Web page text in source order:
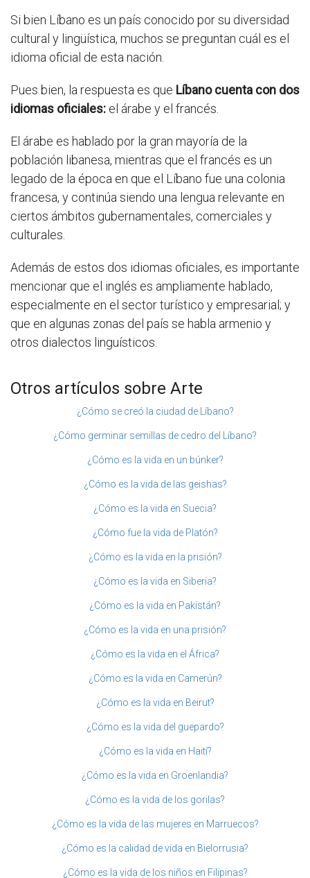
Si bien Líbano es un país conocido por su diversidad
cultural y lingüística, muchos se preguntan cuál es el
idioma oficial de esta nación.
Pues bien, la respuesta es que Líbano cuenta con dos
idiomas oficiales: el árabe y el francés.
El árabe es hablado por la gran mayoría de la
población libanesa, mientras que el francés es un
legado de la época en que el Líbano fue una colonia
francesa, y continúa siendo una lengua relevante en
ciertos ámbitos gubernamentales, comerciales y
culturales.
Además de estos dos idiomas oficiales, es importante
mencionar que el inglés es ampliamente hablado,
especialmente en el sector turístico y empresarial; y
que en algunas zonas del país se habla armenio y
otros dialectos linguísticos.
Otros artículos sobre Arte
¿Cómo se creó la ciudad de Líbano?
¿Cómo germinar semillas de cedro del Líbano?
¿Cómo es la vida en un búnker?
¿Cómo es la vida de las geishas?
¿Cómo es la vida en Suecia?
¿Cómo fue la vida de Platón?
¿Cómo es la vida en la prisión?
¿Cómo es la vida en Siberia?
¿Cómo es la vida en Pakistán?
¿Cómo es la vida en una prisión?
¿Cómo es la vida en el África?
¿Cómo es la vida en Camerún?
¿Cómo es la vida en Beirut?
¿Cómo es la vida del guepardo?
¿Cómo es la vida en Haití?
¿Cómo es la vida en Groenlandia?
¿Cómo es la vida de los gorilas?
¿Cómo es la vida de las mujeres en Marruecos?
¿Cómo es la calidad de vida en Bielorrusia?
¿Cómo es la vida de los niños en Filipinas?